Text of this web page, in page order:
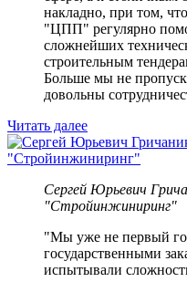
накладно, при том,
"ЦПП" регулярно
сложнейших
строительным
Больше мы не
довольны
Читать далее
Сергей Юрьевич
"Стройинжиниринг"
"Мы уже не первый
государственными
испытывали